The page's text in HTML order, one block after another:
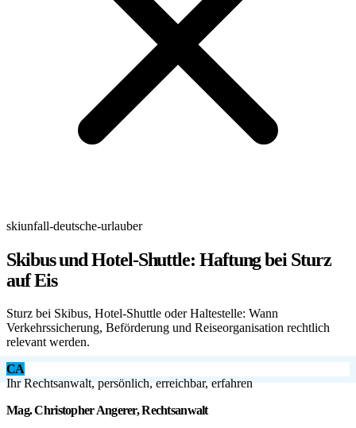
skiunfall-deutsche-urlauber
Skibus und Hotel-Shuttle: Haftung bei Sturz
auf Eis
Sturz bei Skibus, Hotel-Shuttle oder Haltestelle: Wann
Verkehrssicherung, Beförderung und Reiseorganisation rechtlich
relevant werden.
CA
Ihr Rechtsanwalt, persönlich, erreichbar, erfahren
Mag. Christopher Angerer, Rechtsanwalt